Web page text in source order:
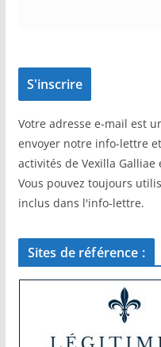
Votre adresse e-mail est
envoyer notre info-lettre
activités de Vexilla
Vous pouvez toujours
inclus dans l'info-lettre.
Sites de référence :